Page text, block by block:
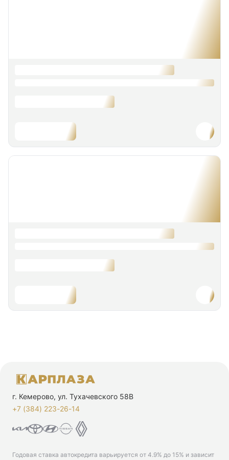
г. Кемерово, ул. Тухачевского 58В
+7 (384) 223-26-14‬
Годовая ставка автокредита варьируется от 4.9% до 15% и зависит